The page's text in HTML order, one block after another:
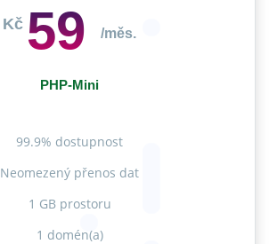
Kč 59 /měs.
PHP-Mini
99.9% dostupnost
Neomezený přenos dat
1 GB prostoru
1 domén(a)